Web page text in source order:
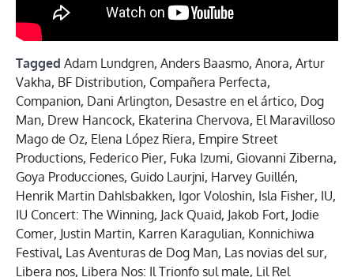
Tagged Adam Lundgren, Anders Baasmo, Anora, Artur
Vakha, BF Distribution, Compañera Perfecta,
Companion, Dani Arlington, Desastre en el ártico, Dog
Man, Drew Hancock, Ekaterina Chervova, El Maravilloso
Mago de Oz, Elena López Riera, Empire Street
Productions, Federico Pier, Fuka Izumi, Giovanni Ziberna,
Goya Producciones, Guido Laurjni, Harvey Guillén,
Henrik Martin Dahlsbakken, Igor Voloshin, Isla Fisher, IU,
IU Concert: The Winning, Jack Quaid, Jakob Fort, Jodie
Comer, Justin Martin, Karren Karagulian, Konnichiwa
Festival, Las Aventuras de Dog Man, Las novias del sur,
Libera nos, Libera Nos: Il Trionfo sul male, Lil Rel